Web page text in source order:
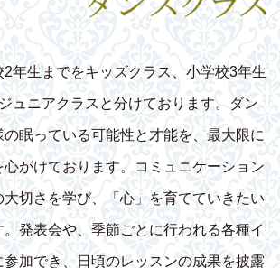
年生までをキッズクラス、小学校3年生
ュニアクラスと分けております。ダン
眠っている可能性と才能を、最大限に
がけております。コミュニケーション
切さを学び、「心」を育てていきたい
発表会や、季節ごとに行われる各種イ
加でき、日頃のレッスンの成果を披露